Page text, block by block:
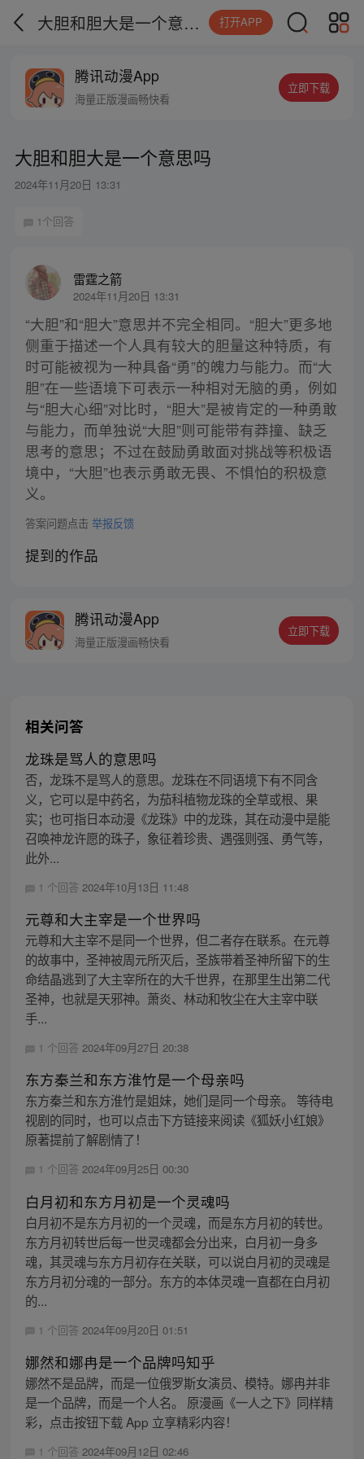
大胆和胆大是一个意思吗 打开APP
腾讯动漫App
海量正版漫画畅快看
立即下载
大胆和胆大是一个意思吗
2024年11月20日 13:31
1个回答
雷霆之箭
2024年11月20日 13:31
“大胆”和“胆大”意思并不完全相同。“胆大”更多地
侧重于描述一个人具有较大的胆量这种特质，有
时可能被视为一种具备“勇”的魄力与能力。而“大
胆”在一些语境下可表示一种相对无脑的勇，例如
与“胆大心细”对比时，“胆大”是被肯定的一种勇敢
与能力，而单独说“大胆”则可能带有莽撞、缺乏
思考的意思；不过在鼓励勇敢面对挑战等积极语
境中，“大胆”也表示勇敢无畏、不惧怕的积极意
义。
答案问题点击 举报反馈
提到的作品
腾讯动漫App
海量正版漫画畅快看
立即下载
相关问答
龙珠是骂人的意思吗
否，龙珠不是骂人的意思。龙珠在不同语境下有不同含
义，它可以是中药名，为茄科植物龙珠的全草或根、果
实；也可指日本动漫《龙珠》中的龙珠，其在动漫中是能
召唤神龙许愿的珠子，象征着珍贵、遇强则强、勇气等，
此外...
1 个回答 2024年10月13日 11:48
元尊和大主宰是一个世界吗
元尊和大主宰不是同一个世界，但二者存在联系。在元尊
的故事中，圣神被周元所灭后，圣族带着圣神所留下的生
命结晶逃到了大主宰所在的大千世界，在那里生出第二代
圣神，也就是天邪神。萧炎、林动和牧尘在大主宰中联
手...
1 个回答 2024年09月27日 20:38
东方秦兰和东方淮竹是一个母亲吗
东方秦兰和东方淮竹是姐妹，她们是同一个母亲。 等待电
视剧的同时，也可以点击下方链接来阅读《狐妖小红娘》
原著提前了解剧情了！
1 个回答 2024年09月25日 00:30
白月初和东方月初是一个灵魂吗
白月初不是东方月初的一个灵魂，而是东方月初的转世。
东方月初转世后每一世灵魂都会分出来，白月初一身多
魂，其灵魂与东方月初存在关联，可以说白月初的灵魂是
东方月初分魂的一部分。东方的本体灵魂一直都在白月初
的...
1 个回答 2024年09月20日 01:51
娜然和娜冉是一个品牌吗知乎
娜然不是品牌，而是一位俄罗斯女演员、模特。娜冉并非
是一个品牌，而是一个人名。 原漫画《一人之下》同样精
彩，点击按钮下载 App 立享精彩内容！
1 个回答 2024年09月12日 02:46